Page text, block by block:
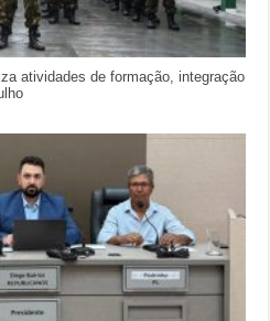
atividades de formação, integração